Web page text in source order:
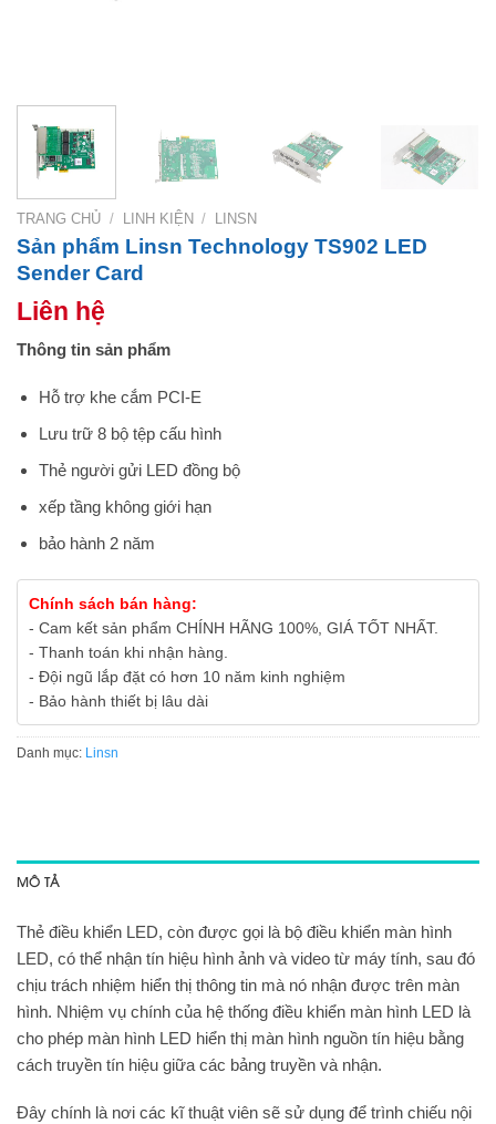
TRANG CHỦ / LINH KIỆN / LINSN
Sản phẩm Linsn Technology TS902 LED
Sender Card
Liên hệ
Thông tin sản phẩm
Hỗ trợ khe cắm PCI-E
Lưu trữ 8 bộ tệp cấu hình
Thẻ người gửi LED đồng bộ
xếp tầng không giới hạn
bảo hành 2 năm
Chính sách bán hàng:
- Cam kết sản phẩm CHÍNH HÃNG 100%, GIÁ TỐT NHẤT.
- Thanh toán khi nhận hàng.
- Đội ngũ lắp đặt có hơn 10 năm kinh nghiệm
- Bảo hành thiết bị lâu dài
Danh mục: Linsn
MÔ TẢ
Thẻ điều khiển LED, còn được gọi là bộ điều khiển màn hình
LED, có thể nhận tín hiệu hình ảnh và video từ máy tính, sau đó
chịu trách nhiệm hiển thị thông tin mà nó nhận được trên màn
hình. Nhiệm vụ chính của hệ thống điều khiển màn hình LED là
cho phép màn hình LED hiển thị màn hình nguồn tín hiệu bằng
cách truyền tín hiệu giữa các bảng truyền và nhận.
Đây chính là nơi các kĩ thuật viên sẽ sử dụng để trình chiếu nội